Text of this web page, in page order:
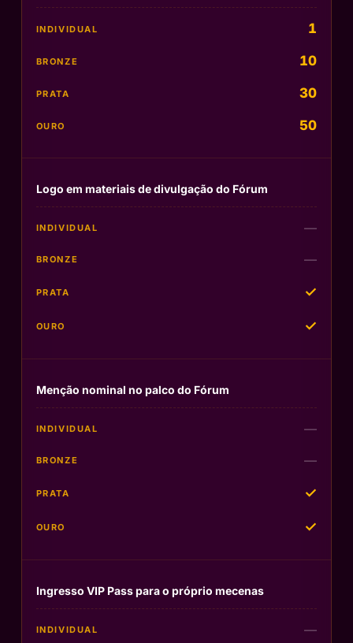
1
10
30
50
Logo em materiais de divulgação do Fórum
—
—
✓
✓
Menção nominal no palco do Fórum
—
—
✓
✓
Ingresso VIP Pass para o próprio mecenas
—